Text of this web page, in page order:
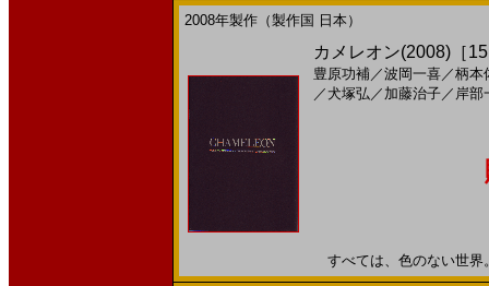
2008年製作（製作国 日本）
カメレオン(2008)［
豊原功補／波岡一喜／柄本
／犬塚弘 ／ 加藤治子／ 岸部
すべては、色のない世